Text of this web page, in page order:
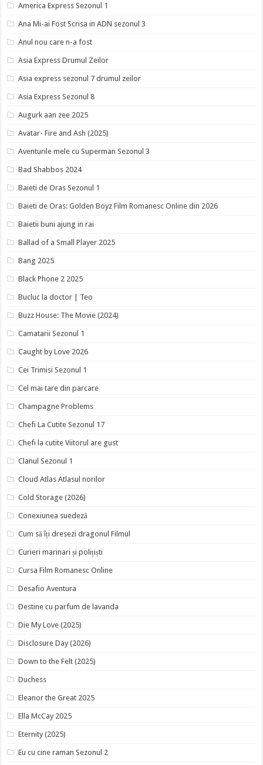
America Express Sezonul 1
Ana Mi-ai Fost Scrisa in ADN sezonul 3
Anul nou care n-a fost
Asia Express Drumul Zeilor
Asia express sezonul 7 drumul zeilor
Asia Express Sezonul 8
Augurk aan zee 2025
Avatar- Fire and Ash (2025)
Aventurile mele cu Superman Sezonul 3
Bad Shabbos 2024
Baieti de Oras Sezonul 1
Baieti de Oras: Golden Boyz Film Romanesc Online din 2026
Baietii buni ajung in rai
Ballad of a Small Player 2025
Bang 2025
Black Phone 2 2025
Bucluc la doctor | Teo
Buzz House: The Movie (2024)
Camatarii Sezonul 1
Caught by Love 2026
Cei Trimisi Sezonul 1
Cel mai tare din parcare
Champagne Problems
Chefi La Cutite Sezonul 17
Chefi la cutite Viitorul are gust
Clanul Sezonul 1
Cloud Atlas Atlasul norilor
Cold Storage (2026)
Conexiunea suedeză
Cum să îți dresezi dragonul Filmul
Curieri marinari și polițiști
Cursa Film Romanesc Online
Desafio Aventura
Destine cu parfum de lavanda
Die My Love (2025)
Disclosure Day (2026)
Down to the Felt (2025)
Duchess
Eleanor the Great 2025
Ella McCay 2025
Eternity (2025)
Eu cu cine raman Sezonul 2